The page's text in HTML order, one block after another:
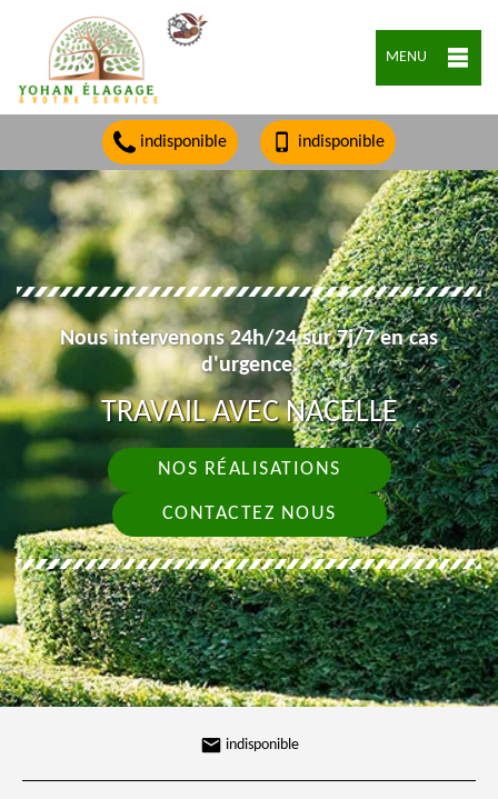
MENU
indisponible indisponible
Nous intervenons 24h/24 sur 7j/7 en cas
d'urgence.
TRAVAIL AVEC NACELLE
NOS RÉALISATIONS
CONTACTEZ NOUS
indisponible